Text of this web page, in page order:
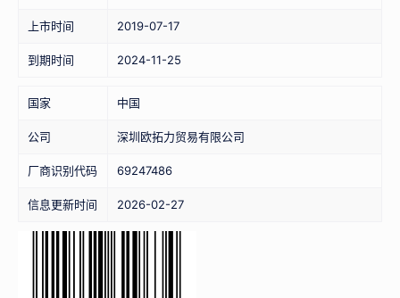
上市时间 2019-07-17
到期时间 2024-11-25
国家 中国
公司 深圳欧拓力贸易有限公司
厂商识别代码 69247486
信息更新时间 2026-02-27